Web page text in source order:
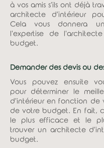
à vos amis s'ils ont déjà
architecte d'intérieur
Cela vous donnera
l'expertise de
budget.
Demander des devis ou
Vous pouvez ensuite
pour déterminer le
d'intérieur en fonction de
de votre budget. En fait,
le plus efficace et le
trouver un architecte
budget.